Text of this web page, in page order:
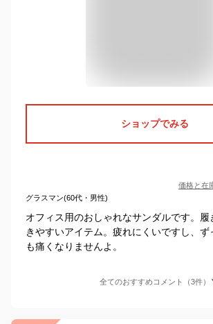
ショップでみる
価格と在
グラスマン(60代・男性)
オフィス用のおしゃれなサンダルです。履
きやすいアイテム。疲れにくいですし、ず
も痛くなりませんよ。
全てのおすすめコメント（3件）